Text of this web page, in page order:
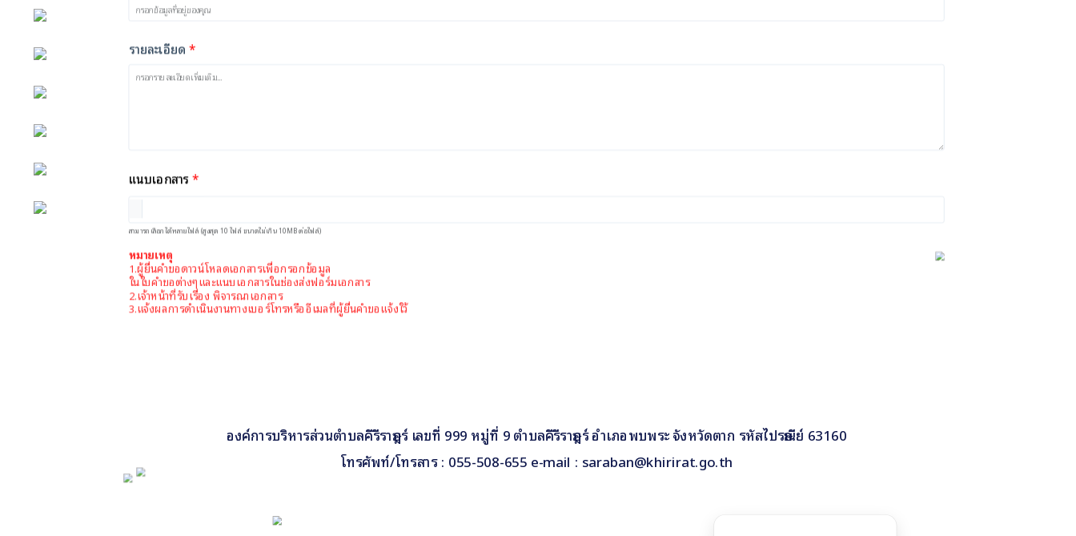
รายละเอียด *
แนบเอกสาร*
สามารถเลือกได้หลายไฟล์ (สูงสุด 10 ไฟล์ ขนาดไม่เกิน 10MB ต่อไฟล์)
หมายเหตุ
1.ผู้ยื่นคำขอดาวน์โหลดเอกสารเพื่อกรอกข้อมูล
ในใบคำขอต่างๆและแนบเอกสารในช่องส่งฟอร์มเอกสาร
2.เจ้าหน้าที่รับเรื่อง พิจารณาเอกสาร
3.แจ้งผลการดำเนินงานทางเบอร์โทรหรืออีเมลที่ผู้ยื่นคำขอแจ้งใว้
องค์การบริหารส่วนตำบลคีรีราษฎร์ เลขที่ 999 หมู่ที่ 9 ตำบลคีรีราษฎร์ อำเภอพบพระ จังหวัดตาก รหัสไปรษณีย์ 63160
โทรศัพท์/โทรสาร : 055-508-655 e-mail : saraban@khirirat.go.th